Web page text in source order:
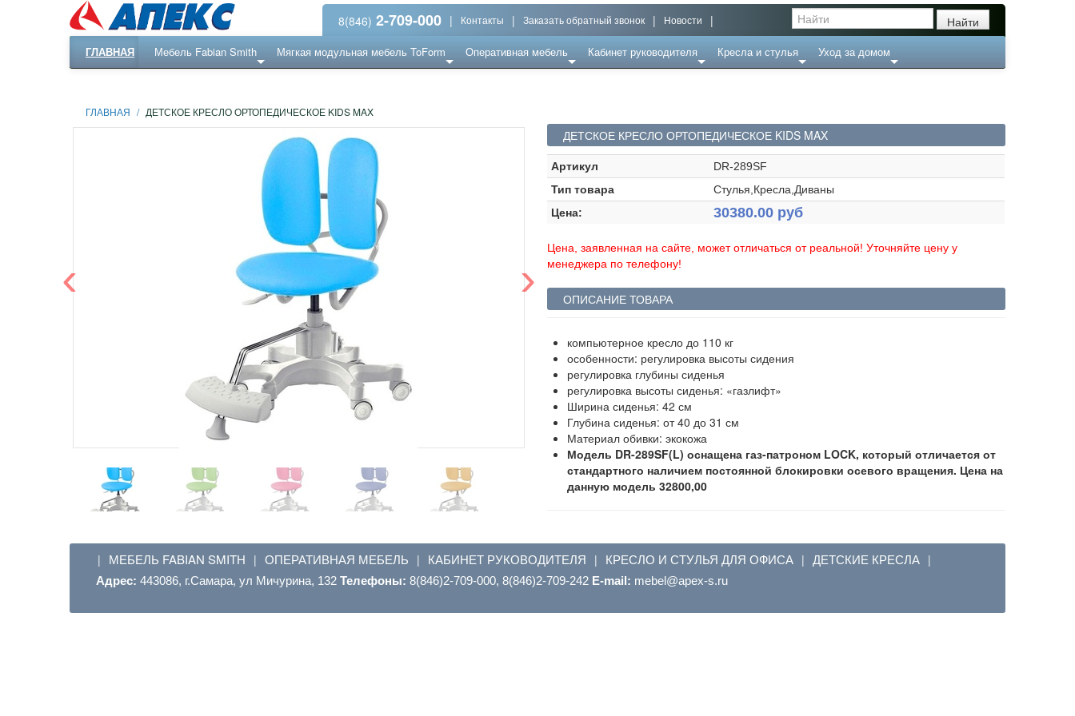
8(846) 2-709-000 | Контакты | Заказать обратный звонок | Новости |
ГЛАВНАЯ Мебель Fabian Smith Мягкая модульная мебель ToForm Оперативная мебель Кабинет руководителя Кресла и стулья Уход за домом
ГЛАВНАЯ / ДЕТСКОЕ КРЕСЛО ОРТОПЕДИЧЕСКОЕ KIDS MAX
‹ ›
ДЕТСКОЕ КРЕСЛО ОРТОПЕДИЧЕСКОЕ KIDS MAX
Артикул
DR-289SF
Тип товара
Стулья,Кресла,Диваны
Цена:
30380.00 руб
Цена, заявленная на сайте, может отличаться от реальной! Уточняйте цену у
менеджера по телефону!
ОПИСАНИЕ ТОВАРА
компьютерное кресло до 110 кг
особенности: регулировка высоты сидения
регулировка глубины сиденья
регулировка высоты сиденья: «газлифт»
Ширина сиденья: 42 см
Глубина сиденья: от 40 до 31 см
Материал обивки: экокожа
Модель DR-289SF(L) оснащена газ-патроном LOCK, который отличается от
стандартного наличием постоянной блокировки осевого вращения. Цена на
данную модель 32800,00
| МЕБЕЛЬ FABIAN SMITH | ОПЕРАТИВНАЯ МЕБЕЛЬ | КАБИНЕТ РУКОВОДИТЕЛЯ | КРЕСЛО И СТУЛЬЯ ДЛЯ ОФИСА | ДЕТСКИЕ КРЕСЛА |
Адрес: 443086, г.Самара, ул Мичурина, 132 Телефоны: 8(846)2-709-000, 8(846)2-709-242 E-mail: ur.s-xepa@lebem